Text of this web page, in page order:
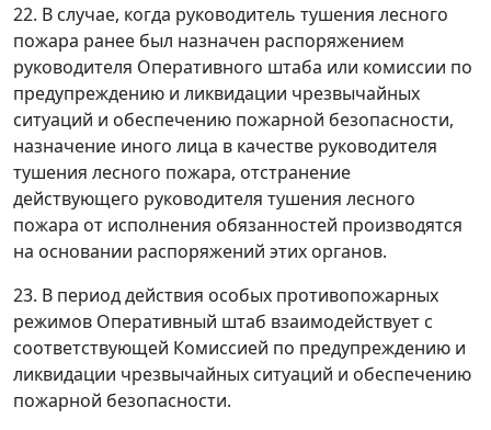
22. В случае, когда руководитель тушения лесного
пожара ранее был назначен распоряжением
руководителя Оперативного штаба или комиссии по
предупреждению и ликвидации чрезвычайных
ситуаций и обеспечению пожарной безопасности,
назначение иного лица в качестве руководителя
тушения лесного пожара, отстранение
действующего руководителя тушения лесного
пожара от исполнения обязанностей производятся
на основании распоряжений этих органов.
23. В период действия особых противопожарных
режимов Оперативный штаб взаимодействует с
соответствующей Комиссией по предупреждению и
ликвидации чрезвычайных ситуаций и обеспечению
пожарной безопасности.